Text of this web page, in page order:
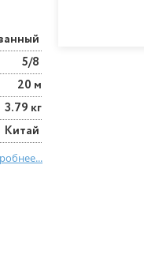
5/8
20 м
3.79 кг
Китай